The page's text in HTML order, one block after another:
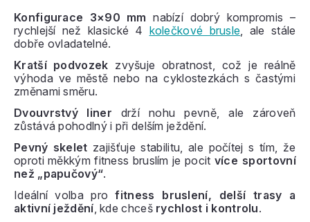
Konfigurace 3×90 mm nabízí dobrý kompromis –
rychlejší než klasické 4 kolečkové brusle, ale stále
dobře ovladatelné.
Kratší podvozek zvyšuje obratnost, což je reálně
výhoda ve městě nebo na cyklostezkách s častými
změnami směru.
Dvouvrstvý liner drží nohu pevně, ale zároveň
zůstává pohodlný i při delším ježdění.
Pevný skelet zajišťuje stabilitu, ale počítej s tím, že
oproti měkkým fitness bruslím je pocit více sportovní
než „papučový“.
Ideální volba profitness bruslení, delší trasy a
aktivní ježdění, kde chceš rychlost i kontrolu.